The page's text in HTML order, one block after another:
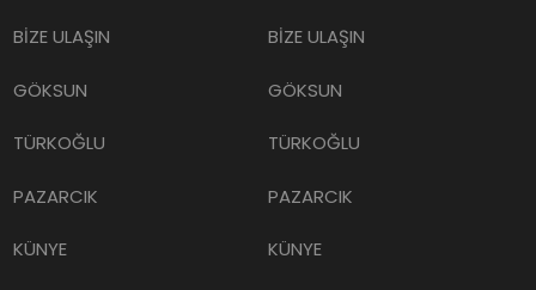
BİZE ULAŞIN
GÖKSUN
TÜRKOĞLU
PAZARCIK
KÜNYE
BİZE ULAŞIN
GÖKSUN
TÜRKOĞLU
PAZARCIK
KÜNYE